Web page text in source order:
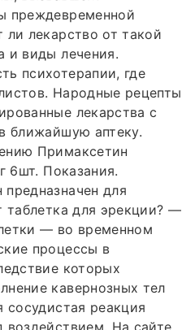
преждевременной
ли лекарство от такой
и виды лечения.
психотерапии, где
Народные рецепты
лекарства с
ближайшую аптеку.
Примаксетин
6шт. Показания.
для
таблетка для эрекции? —
— во временном
процессы в
которых
кавернозных тел
сосудистая реакция
воздействием. На сайте